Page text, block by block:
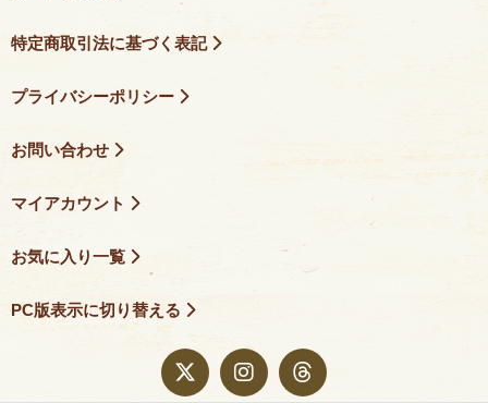
特定商取引法に基づく表記
プライバシーポリシー
お問い合わせ
マイアカウント
お気に入り一覧
PC版表示に切り替える